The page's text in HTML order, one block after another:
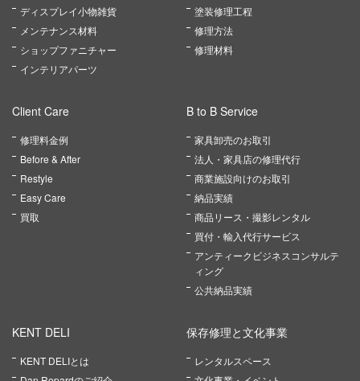
ディスプレイ小物雑貨
メンテナンス材料
ショップファニチャー
インテリアパーツ
塗装修理工程
修理方法
修理材料
Client Care
修理料金例
Before & After
Restyle
Easy Care
買取
B to B Service
家具卸売のお取引
法人・家具店の修理代行
商業施設向けのお取引
納品実績
商品リース・撮影レンタル
買付・輸入代行サービス
アンティークビジネスコンサルテ
ィング
公共納品実績
KENT DELI
KENT DELIとは
保存修理と文化事業
レンタルスペース